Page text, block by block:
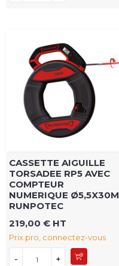
CASSETTE AIGUILLE
TORSADEE RP5 AVEC
COMPTEUR
NUMERIQUE Ø5,5X30M
RUNPOTEC
219,00 € HT
Prix pro, connectez-vous
- +